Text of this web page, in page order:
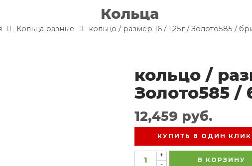
Кольца
Кольца разные кольцо / размер 16 / 1,25г / Золото585 /
кольцо /
Золото585 /
12,459 руб.
КУПИТЬ В ОДИН КЛИК
+
В КОРЗИНУ